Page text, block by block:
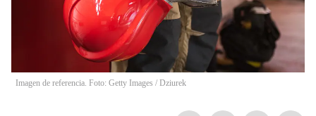
Imagen de referencia. Foto: Getty Images / Dziurek